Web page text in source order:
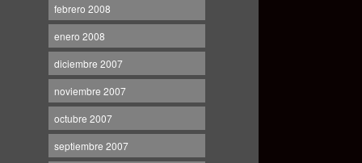
febrero 2008
enero 2008
diciembre 2007
noviembre 2007
octubre 2007
septiembre 2007